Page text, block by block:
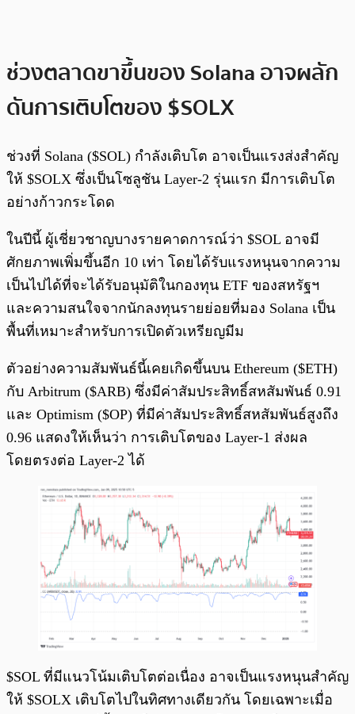
ช่วงตลาดขาขึ้นของ Solana อาจผลัก
ดันการเติบโตของ $SOLX
ช่วงที่ Solana ($SOL) กำลังเติบโต อาจเป็นแรงส่งสำคัญ
ให้ $SOLX ซึ่งเป็นโซลูชัน Layer-2 รุ่นแรก มีการเติบโต
อย่างก้าวกระโดด
ในปีนี้ ผู้เชี่ยวชาญบางรายคาดการณ์ว่า $SOL อาจมี
ศักยภาพเพิ่มขึ้นอีก 10 เท่า โดยได้รับแรงหนุนจากความ
เป็นไปได้ที่จะได้รับอนุมัติในกองทุน ETF ของสหรัฐฯ
และความสนใจจากนักลงทุนรายย่อยที่มอง Solana เป็น
พื้นที่เหมาะสำหรับการเปิดตัวเหรียญมีม
ตัวอย่างความสัมพันธ์นี้เคยเกิดขึ้นบน Ethereum ($ETH)
กับ Arbitrum ($ARB) ซึ่งมีค่าสัมประสิทธิ์สหสัมพันธ์ 0.91
และ Optimism ($OP) ที่มีค่าสัมประสิทธิ์สหสัมพันธ์สูงถึง
0.96 แสดงให้เห็นว่า การเติบโตของ Layer-1 ส่งผล
โดยตรงต่อ Layer-2 ได้
$SOL ที่มีแนวโน้มเติบโตต่อเนื่อง อาจเป็นแรงหนุนสำคัญ
ให้ $SOLX เติบโตไปในทิศทางเดียวกัน โดยเฉพาะเมื่อ